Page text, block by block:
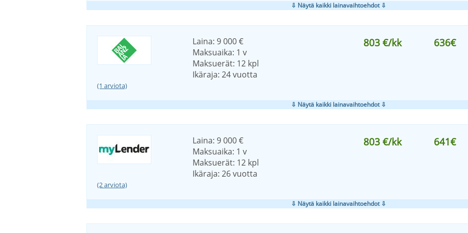
⇩ Näytä kaikki lainavaihtoehdot ⇩
(1 arviota)
Laina: 9 000 €
Maksuaika: 1 v
Maksuerät: 12 kpl
Ikäraja: 24 vuotta
803 €/kk 636€
⇩ Näytä kaikki lainavaihtoehdot ⇩
(2 arviota)
Laina: 9 000 €
Maksuaika: 1 v
Maksuerät: 12 kpl
Ikäraja: 26 vuotta
803 €/kk 641€
⇩ Näytä kaikki lainavaihtoehdot ⇩